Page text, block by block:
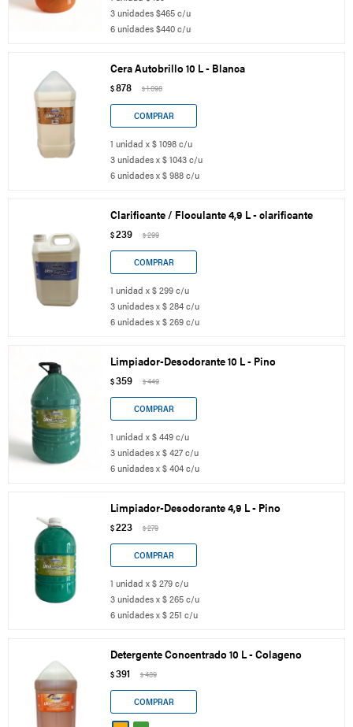
3 unidades $465 c/u
6 unidades $440 c/u
Cera Autobrillo 10 L - Blanca
$878 $1.098
1 unidad x $ 1098 c/u
3 unidades x $ 1043 c/u
6 unidades x $ 988 c/u
Clarificante / Floculante 4,9 L - clarificante
$239 $299
1 unidad x $ 299 c/u
3 unidades x $ 284 c/u
6 unidades x $ 269 c/u
Limpiador-Desodorante 10 L - Pino
$359 $449
1 unidad x $ 449 c/u
3 unidades x $ 427 c/u
6 unidades x $ 404 c/u
Limpiador-Desodorante 4,9 L - Pino
$223 $279
1 unidad x $ 279 c/u
3 unidades x $ 265 c/u
6 unidades x $ 251 c/u
Detergente Concentrado 10 L - Colageno
$391 $489